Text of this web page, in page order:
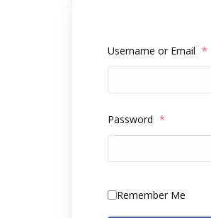
Username or Email *
Password *
Remember Me